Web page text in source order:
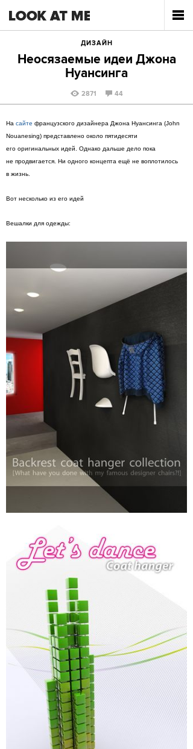
ДИЗАЙН
Неосязаемые идеи Джона
Нуансинга
2871 44
На сайте французского дизайнера Джона Нуансинга (John
Nouanesing) представлено около пятидесяти
его оригинальных идей. Однако дальше дело пока
не продвигается. Ни одного концепта ещё не воплотилось
в жизнь.
Вот несколько из его идей
Вешалки для одежды: